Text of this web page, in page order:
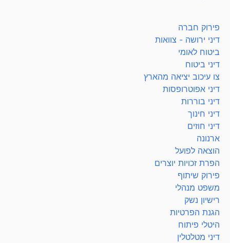
פירוק חברה
דיני ירושה - צוואות
ביטוח לאומי
דיני ביטוח
צו עיכוב יציאה מהארץ
דיני אפוטרופסות
דיני בוררות
דיני חינוך
דיני חוזים
ארנונה
הוצאה לפועל
הפרת זכויות יוצרים
פירוק שיתוף
משפט מנהלי
רישיון נשק
הגנת הפרטיות
היטלי פיתוח
דיני מטלטלין